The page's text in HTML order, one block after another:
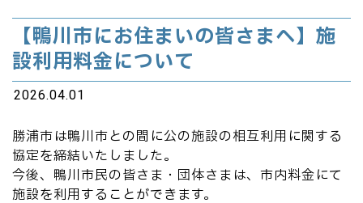
【鴨川市にお住まいの皆さまへ】施
設利用料金について
2026.04.01
勝浦市は鴨川市との間に公の施設の相互利用に関する
協定を締結いたしました。
今後、鴨川市民の皆さま・団体さまは、市内料金にて
施設を利用することができます。